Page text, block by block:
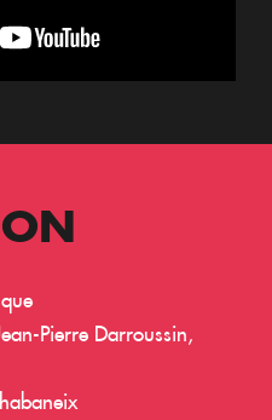
Pierre Darroussin,